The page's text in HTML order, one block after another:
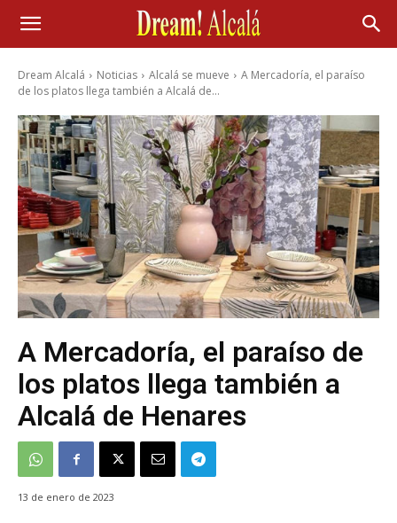
Dream Alcalá Noticias Alcalá se mueve
A Mercadoría, el paraíso
de los platos llega también a Alcalá de...
A Mercadoría, el paraíso de
los platos llega también a
Alcalá de Henares
13 de enero de 2023